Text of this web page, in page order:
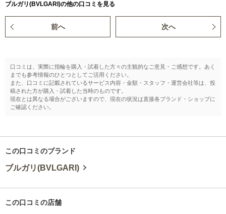
ブルガリ(BVLGARI)の他の口コミを見る
前へ 次へ
口コミは、実際に指輪を購入・試着した方々の主観的なご意見・ご感想です。あく
までも参考情報のひとつとしてご活用ください。
また、口コミに記載されているサービス内容・金額・スタッフ・運営会社等は、投
稿された方が購入・試着した当時のものです。
現在とは異なる場合がございますので、現在の状況は直接各ブランド・ショップに
ご確認ください。
この口コミのブランド
ブルガリ(BVLGARI)
この口コミの店舗